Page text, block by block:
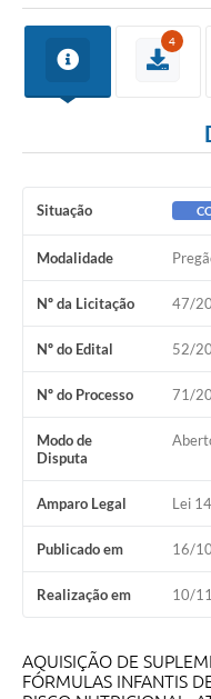
Contratos
Ouvidoria
Arquivos para Download
Turismo
Obras
Galeria de Vídeos
Secretarias
Projetos
Contas Públicas
Editais
Links
Telefones Úteis
4
Situação
Modalidade
Nº da Licitação 47/
Nº do Edital 52/
Nº do Processo 71/
Modo de
Disputa
Amparo Legal Lei
Publicado em 16/
Realização em 10/
AQUISIÇÃO DE
FÓRMULAS INFANTIS